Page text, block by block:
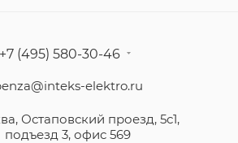
+7 (495) 580-30-46
elektro.ru
Остаповский проезд, 5с1,
подъезд 3, офис 569